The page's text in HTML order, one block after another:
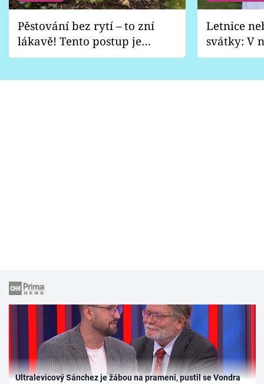
Pěstování bez rytí – to zní
lákavě! Tento postup je
vhodný jen pro některé
Letnice
svátky: V
pondělí
Ultralevicový Sánchez je žábou na prameni, pustil se Vondra